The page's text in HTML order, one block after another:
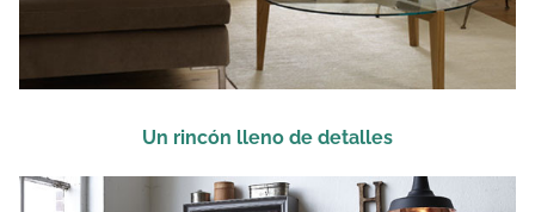
Un rincón lleno de detalles